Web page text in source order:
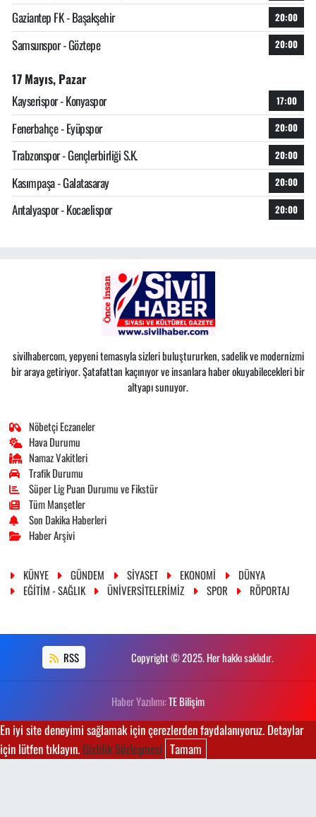
Gaziantep FK - Başakşehir 20:00
Samsunspor - Göztepe 20:00
17 Mayıs, Pazar
Kayserispor - Konyaspor
17:00
Fenerbahçe - Eyüpspor 20:00
Trabzonspor - Gençlerbirliği S.K. 20:00
Kasımpaşa - Galatasaray 20:00
Antalyaspor - Kocaelispor 20:00
sivilhabercom, yepyeni temasıyla sizleri buluştururken, sadelik ve modernizmi
bir araya getiriyor. Şatafattan kaçınıyor ve insanlara haber okuyabilecekleri bir
altyapı sunuyor.
Nöbetçi Eczaneler
Hava Durumu
Namaz Vakitleri
Trafik Durumu
Süper Lig Puan Durumu ve Fikstür
Tüm Manşetler
Son Dakika Haberleri
Haber Arşivi
KÜNYE GÜNDEM SİYASET EKONOMİ
DÜNYA
EĞİTİM - SAĞLIK
ÜNİVERSİTELERİMİZ SPOR RÖPORTAJ
RSS Copyright © 2025. Her hakkı saklıdır.
Haber Yazılımı:TE Bilişim
En iyi site deneyimi sağlamak için çerezlerden faydalanıyoruz. Detaylar
için lütfen tıklayın.Gizlilik Sözleşmesi Tamam